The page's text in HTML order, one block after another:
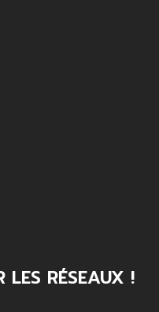
LES RÉSEAUX !